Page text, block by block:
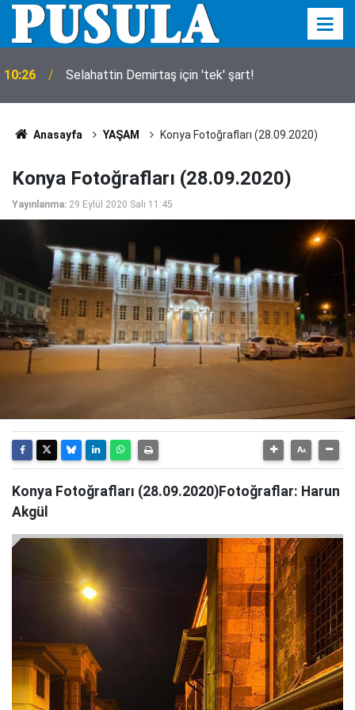
10:12
dikkat çekti
Anasayfa YAŞAM Konya Fotoğrafları (28.09.2020)
Konya Fotoğrafları (28.09.2020)
Yayınlanma: 29 Eylül 2020 Salı 11:45
Konya Fotoğrafları (28.09.2020)Fotoğraflar: Harun
Akgül